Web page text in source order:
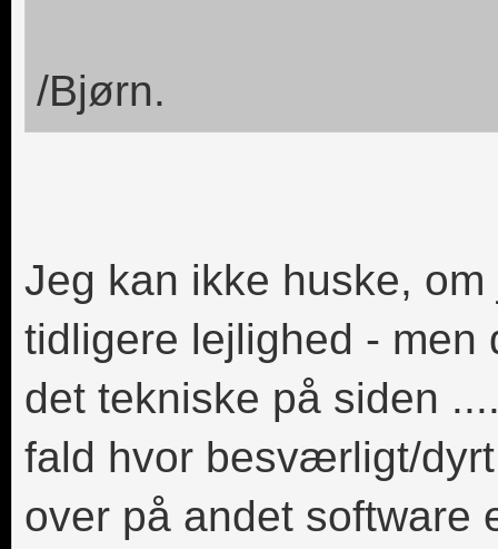
/Bjørn.
Jeg kan ikke huske,
tidligere lejlighed - men
det tekniske på siden
fald hvor besværligt/
over på andet software